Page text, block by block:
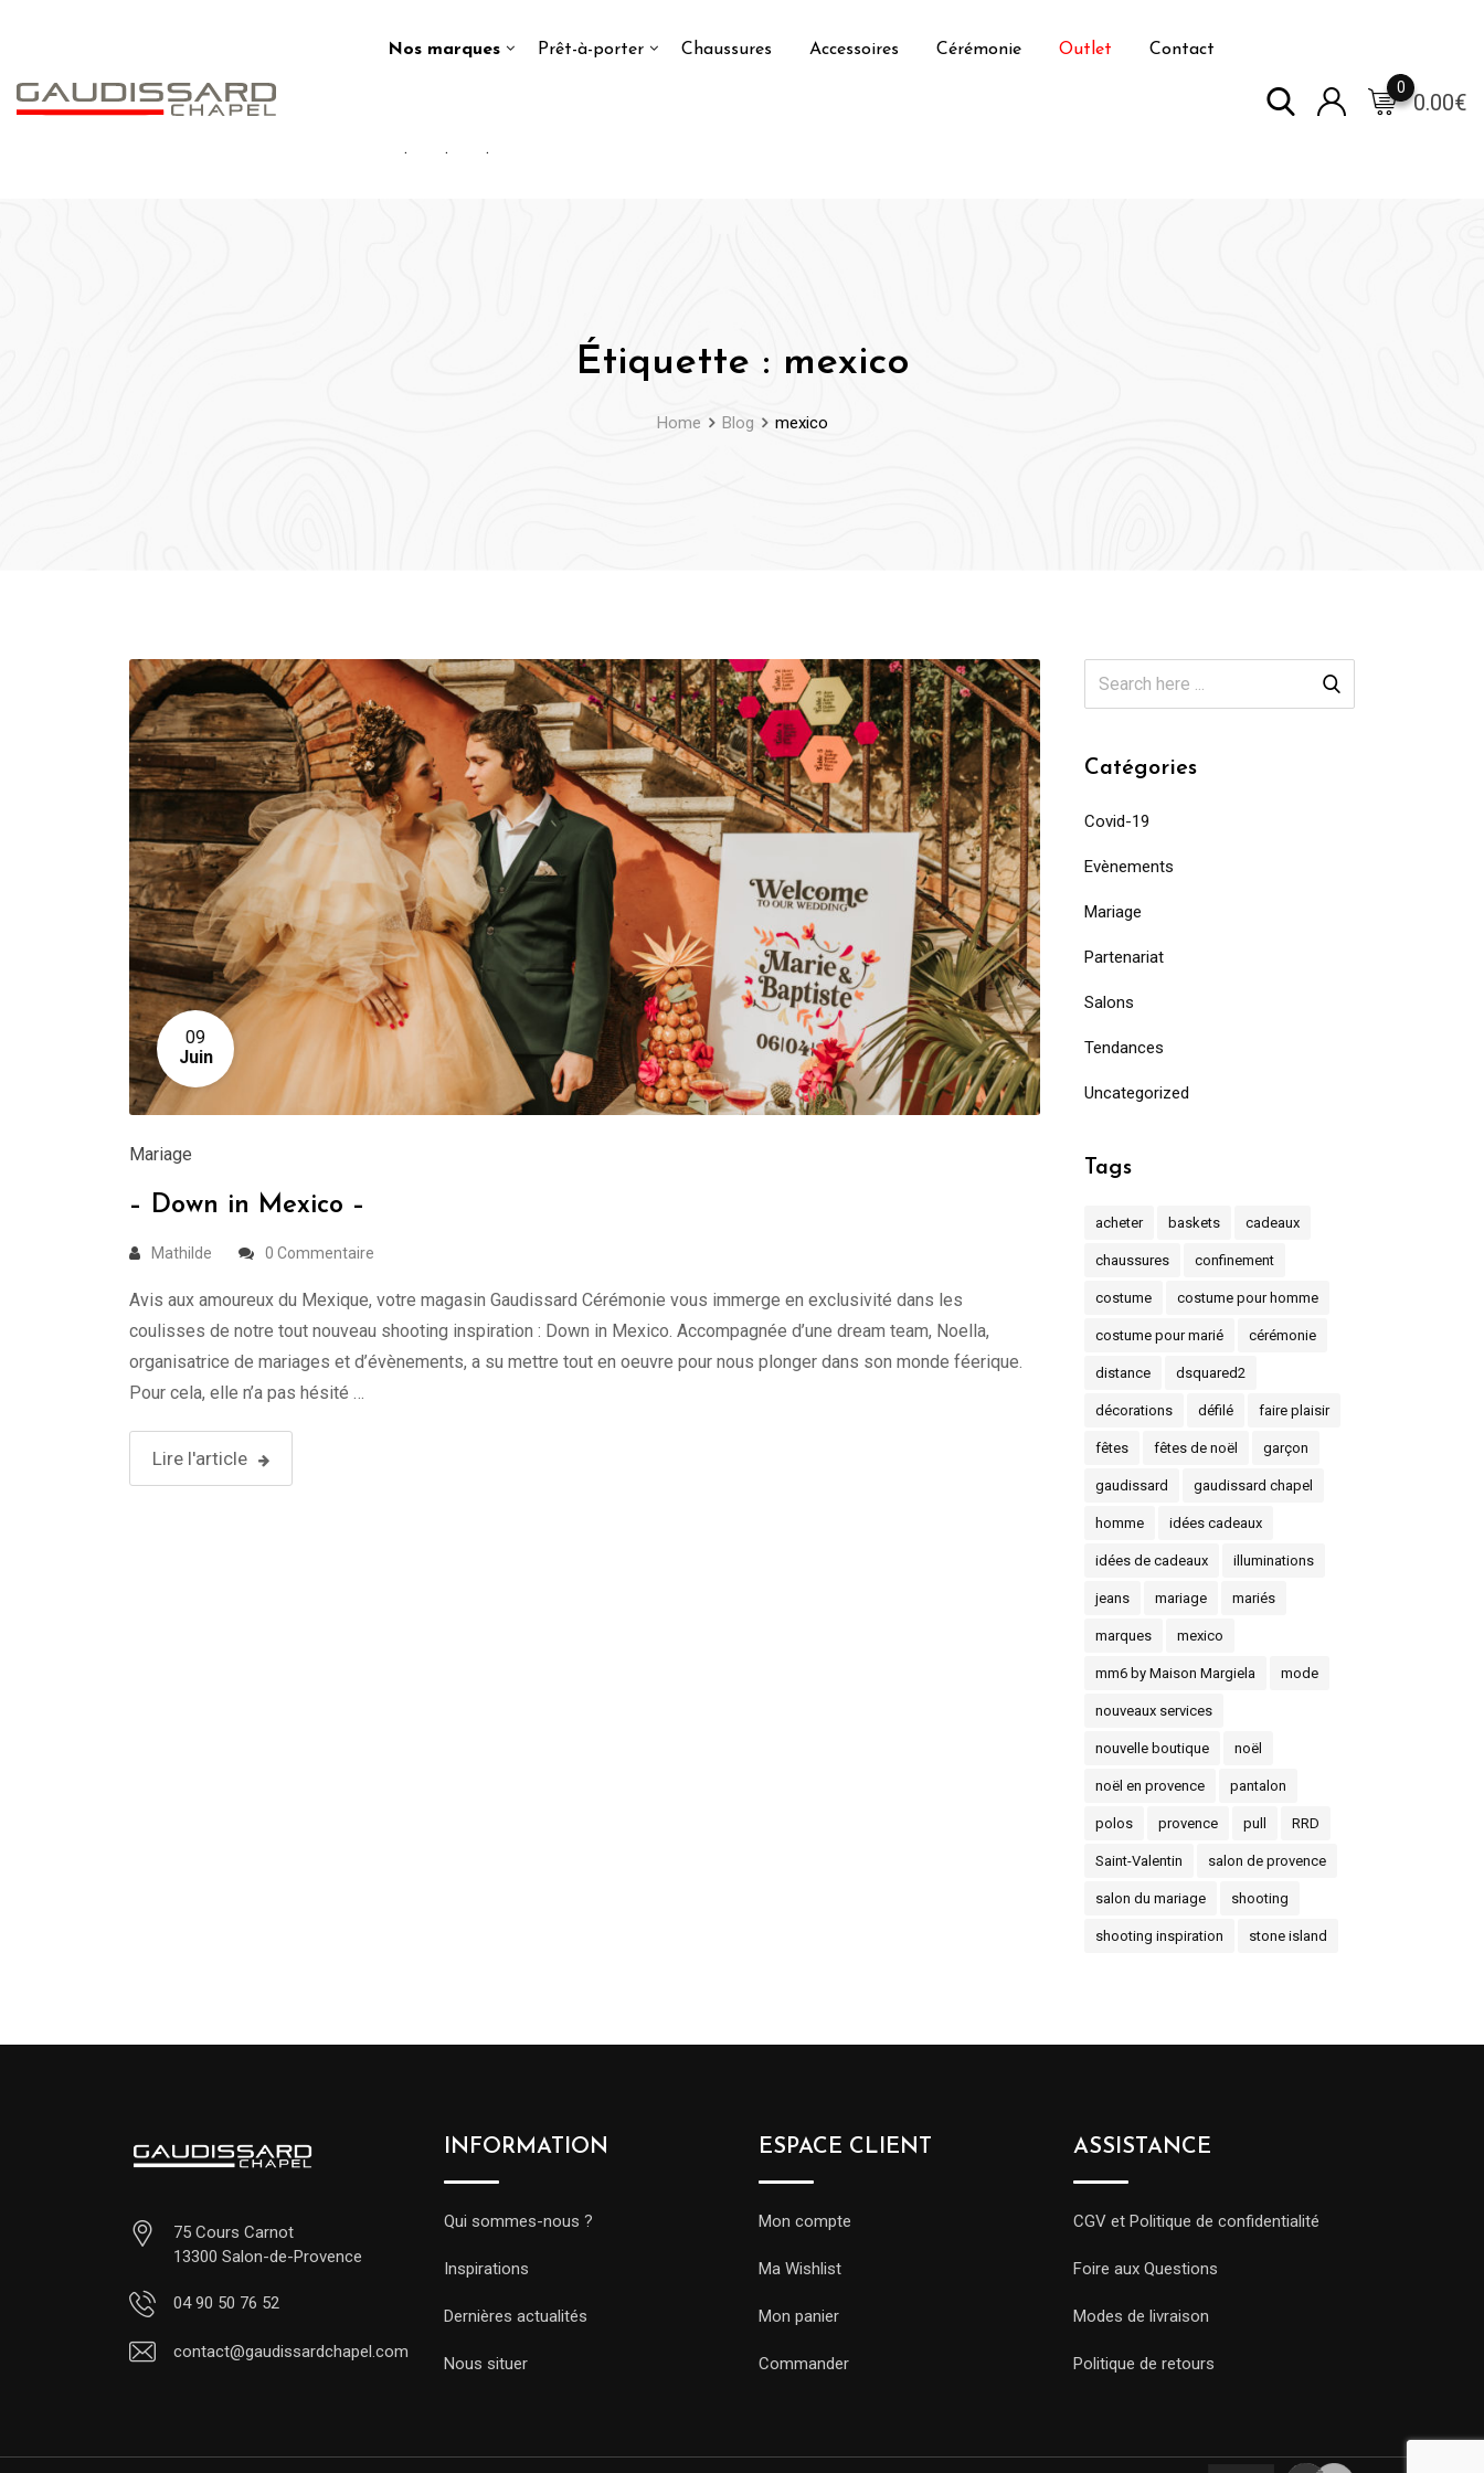
Nos marques Prêt-à-porter Chaussures Accessoires Cérémonie Outlet Contact
. . .
0.00€
0
Étiquette : mexico
Home Blog mexico
09
Juin
Mariage
– Down in Mexico –
Mathilde 0 Commentaire
Avis aux amoureux du Mexique, votre magasin Gaudissard Cérémonie vous immerge en exclusivité dans les
coulisses de notre tout nouveau shooting inspiration : Down in Mexico. Accompagnée d’une dream team, Noella,
organisatrice de mariages et d’évènements, a su mettre tout en oeuvre pour nous plonger dans son monde féerique.
Pour cela, elle n’a pas hésité …
Lire l'article
Catégories
Covid-19
Evènements
Mariage
Partenariat
Salons
Tendances
Uncategorized
Tags
acheter baskets cadeaux
chaussures confinement
costume costume pour homme
costume pour marié cérémonie
distance dsquared2
décorations défilé faire plaisir
fêtes fêtes de noël garçon
gaudissard gaudissard chapel
homme idées cadeaux
idées de cadeaux illuminations
jeans mariage mariés
marques mexico
mm6 by Maison Margiela mode
nouveaux services
nouvelle boutique noël
noël en provence pantalon
polos provence pull RRD
Saint-Valentin salon de provence
salon du mariage shooting
shooting inspiration stone island
75 Cours Carnot
13300 Salon-de-Provence
04 90 50 76 52
contact@gaudissardchapel.com
INFORMATION
Qui sommes-nous ?
Inspirations
Dernières actualités
Nous situer
ESPACE CLIENT
Mon compte
Ma Wishlist
Mon panier
Commander
ASSISTANCE
CGV et Politique de confidentialité
Foire aux Questions
Modes de livraison
Politique de retours